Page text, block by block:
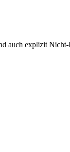
auch explizit